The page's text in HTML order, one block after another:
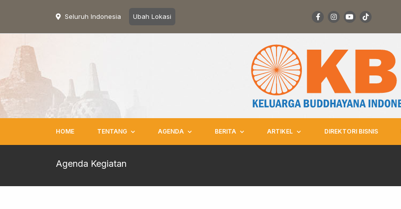
Seluruh Indonesia Ubah Lokasi
HOME TENTANG AGENDA BERITA ARTIKEL DIREKTORI BISNIS
Agenda Kegiatan